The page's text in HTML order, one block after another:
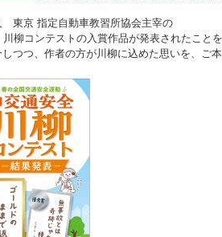
東京 指定自動車教習所協会主宰の
柳コンテストの入賞作品が発表されたこと
つつ、作者の方が川柳に込めた思いを、ご